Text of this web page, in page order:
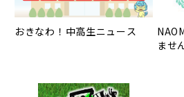
おきなわ！中高生ニュース
ませ